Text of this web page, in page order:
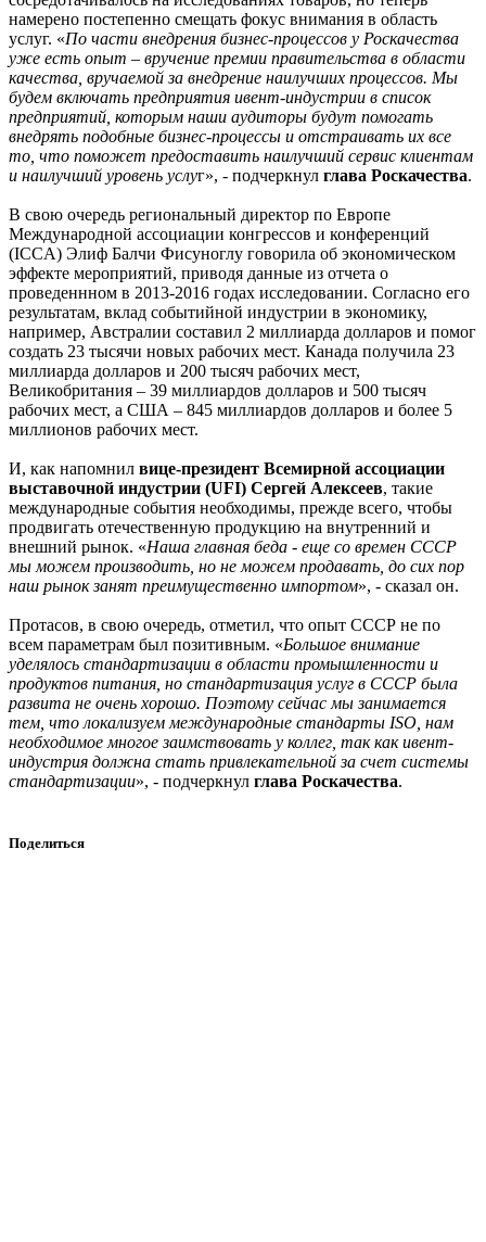
намерено постепенно смещать фокус внимания в область
услуг. «По части внедрения бизнес-процессов у Роскачества
уже есть опыт – вручение премии правительства в области
качества, вручаемой за внедрение наилучших процессов. Мы
будем включать предприятия ивент-индустрии в список
предприятий, которым наши аудиторы будут помогать
внедрять подобные бизнес-процессы и отстраивать их все
то, что поможет предоставить наилучший сервис клиентам
и наилучший уровень услуг», - подчеркнул глава Роскачества.
В свою очередь региональный директор по Европе
Международной ассоциации конгрессов и конференций
(ICCA) Элиф Балчи Фисуноглу говорила об экономическом
эффекте мероприятий, приводя данные из отчета о
проведеннном в 2013-2016 годах исследовании. Согласно его
результатам, вклад событийной индустрии в экономику,
например, Австралии составил 2 миллиарда долларов и помог
создать 23 тысячи новых рабочих мест. Канада получила 23
миллиарда долларов и 200 тысяч рабочих мест,
Великобритания – 39 миллиардов долларов и 500 тысяч
рабочих мест, а США – 845 миллиардов долларов и более 5
миллионов рабочих мест.
И, как напомнил вице-президент Всемирной ассоциации
выставочной индустрии (UFI) Сергей Алексеев, такие
международные события необходимы, прежде всего, чтобы
продвигать отечественную продукцию на внутренний и
внешний рынок. «Наша главная беда - еще со времен СССР
мы можем производить, но не можем продавать, до сих пор
наш рынок занят преимущественно импортом», - сказал он.
Протасов, в свою очередь, отметил, что опыт СССР не по
всем параметрам был позитивным. «Большое внимание
уделялось стандартизации в области промышленности и
продуктов питания, но стандартизация услуг в СССР была
развита не очень хорошо. Поэтому сейчас мы занимается
тем, что локализуем международные стандарты ISO, нам
необходимое многое заимствовать у коллег, так как ивент-
индустрия должна стать привлекательной за счет системы
стандартизации», - подчеркнул глава Роскачества.
Поделиться